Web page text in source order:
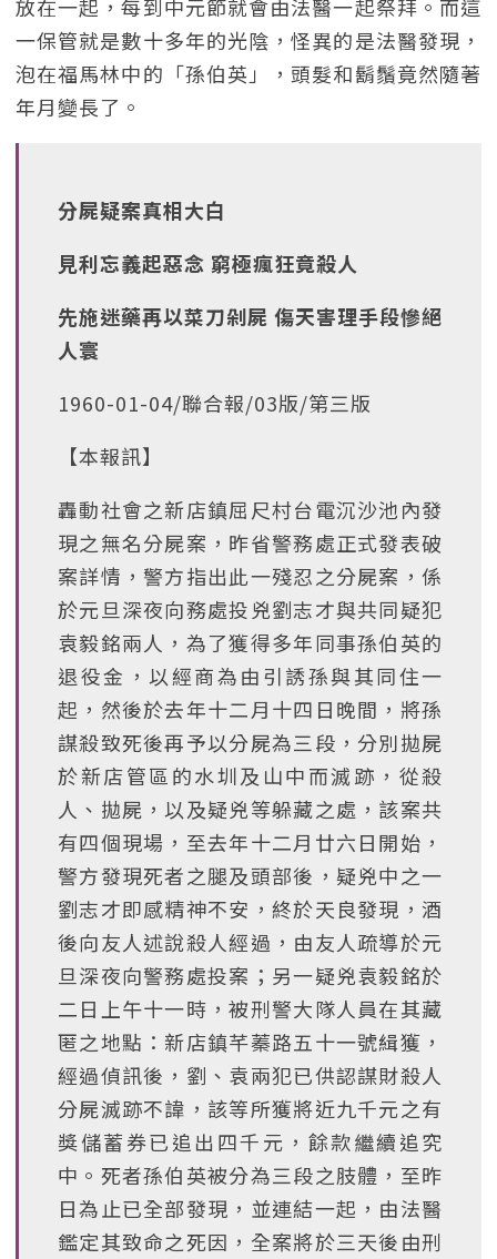
放在一起，每到中元節就會由法醫一起祭拜。而這
一保管就是數十多年的光陰，怪異的是法醫發現，
泡在福馬林中的「孫伯英」，頭髮和鬍鬚竟然隨著
年月變長了。
分屍疑案真相大白
見利忘義起惡念 窮極瘋狂竟殺人
先施迷藥再以菜刀剁屍 傷天害理手段慘絕
人寰
1960-01-04/聯合報/03版/第三版
【本報訊】
轟動社會之新店鎮屈尺村台電沉沙池內發
現之無名分屍案，昨省警務處正式發表破
案詳情，警方指出此一殘忍之分屍案，係
於元旦深夜向務處投兇劉志才與共同疑犯
袁毅銘兩人，為了獲得多年同事孫伯英的
退役金，以經商為由引誘孫與其同住一
起，然後於去年十二月十四日晚間，將孫
謀殺致死後再予以分屍為三段，分別拋屍
於新店管區的水圳及山中而滅跡，從殺
人、拋屍，以及疑兇等躲藏之處，該案共
有四個現場，至去年十二月廿六日開始，
警方發現死者之腿及頭部後，疑兇中之一
劉志才即感精神不安，終於天良發現，酒
後向友人述說殺人經過，由友人疏導於元
旦深夜向警務處投案；另一疑兇袁毅銘於
二日上午十一時，被刑警大隊人員在其藏
匿之地點：新店鎮芊蓁路五十一號緝獲，
經過偵訊後，劉、袁兩犯已供認謀財殺人
分屍滅跡不諱，該等所獲將近九千元之有
獎儲蓄券已追出四千元，餘款繼續追究
中。死者孫伯英被分為三段之肢體，至昨
日為止已全部發現，並連結一起，由法醫
鑑定其致命之死因，全案將於三天後由刑